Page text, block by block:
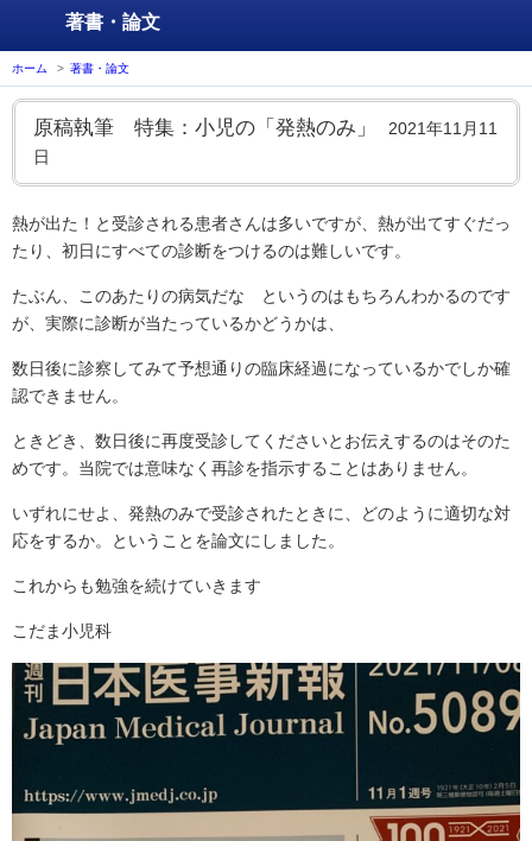
著書・論文
ホーム > 著書・論文
原稿執筆 特集：小児の「発熱のみ」
2021年11月11
日
熱が出た！と受診される患者さんは多いですが、熱が出てすぐだっ
たり、初日にすべての診断をつけるのは難しいです。
たぶん、このあたりの病気だな というのはもちろんわかるのです
が、実際に診断が当たっているかどうかは、
数日後に診察してみて予想通りの臨床経過になっているかでしか確
認できません。
ときどき、数日後に再度受診してくださいとお伝えするのはそのた
めです。当院では意味なく再診を指示することはありません。
いずれにせよ、発熱のみで受診されたときに、どのように適切な対
応をするか。ということを論文にしました。
これからも勉強を続けていきます
こだま小児科